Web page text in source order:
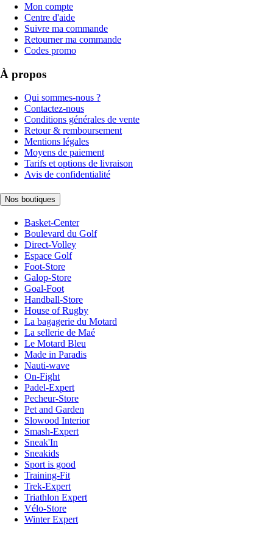
Mon compte
Centre d'aide
Suivre ma commande
Retourner ma commande
Codes promo
À propos
Qui sommes-nous ?
Contactez-nous
Conditions générales de vente
Retour & remboursement
Mentions légales
Moyens de paiement
Tarifs et options de livraison
Avis de confidentialité
Nos boutiques
Basket-Center
Boulevard du Golf
Direct-Volley
Espace Golf
Foot-Store
Galop-Store
Goal-Foot
Handball-Store
House of Rugby
La bagagerie du Motard
La sellerie de Maé
Le Motard Bleu
Made in Paradis
Nauti-wave
On-Fight
Padel-Expert
Pecheur-Store
Pet and Garden
Slowood Interior
Smash-Expert
Sneak'In
Sneakids
Sport is good
Training-Fit
Trek-Expert
Triathlon Expert
Vélo-Store
Winter Expert